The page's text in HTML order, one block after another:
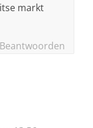
markt
Beantwoorden